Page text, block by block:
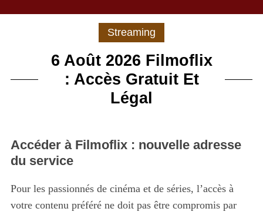
Streaming
6 Août 2026 Filmoflix
: Accès Gratuit Et
Légal
Accéder à Filmoflix : nouvelle adresse
du service
Pour les passionnés de cinéma et de séries, l’accès à
votre contenu préféré ne doit pas être compromis par